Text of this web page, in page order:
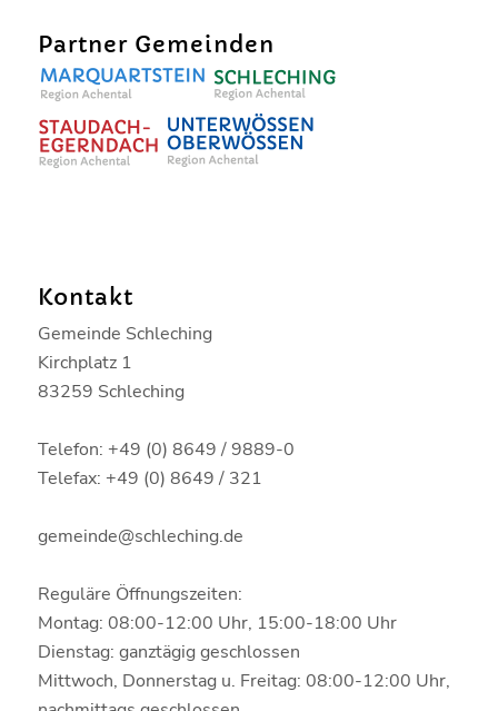
Partner Gemeinden
Kontakt
Gemeinde Schleching
Kirchplatz 1
83259 Schleching
Telefon: +49 (0) 8649 / 9889-0
Telefax: +49 (0) 8649 / 321
gemeinde@schleching.de
Reguläre Öffnungszeiten:
Montag: 08:00-12:00 Uhr, 15:00-18:00 Uhr
Dienstag: ganztägig geschlossen
Mittwoch, Donnerstag u. Freitag: 08:00-12:00 Uhr,